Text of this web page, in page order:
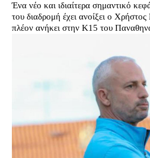
Ένα νέο και ιδιαίτερα σημαντικό
του διαδρομή έχει ανοίξει ο
πλέον ανήκει στην Κ15 του